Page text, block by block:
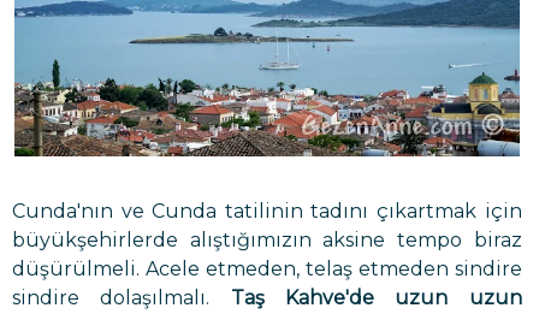
Cunda'nın ve Cunda tatilinin tadını çıkartmak için
büyükşehirlerde alıştığımızın aksine tempo biraz
düşürülmeli. Acele etmeden, telaş etmeden sindire
sindire dolaşılmalı. Taş Kahve'de uzun uzun